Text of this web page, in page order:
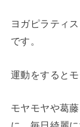
ヨガピラティ
です。
運動をすると
モヤモヤや葛